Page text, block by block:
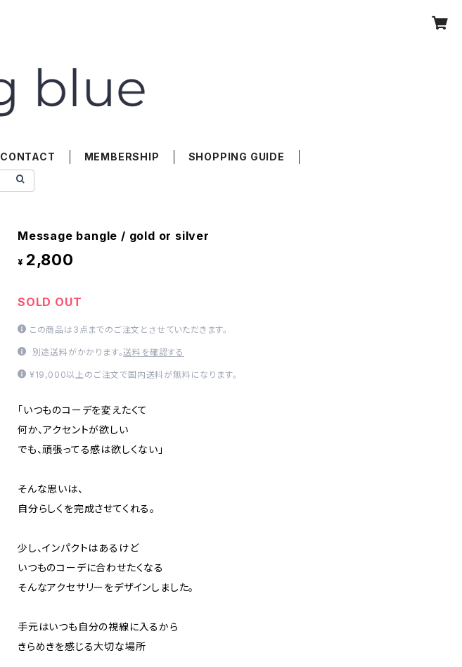
CONTACT MEMBERSHIP SHOPPING GUIDE
Message bangle / gold or silver
¥ 2,800
SOLD OUT
この商品は3点までのご注文とさせていただきます。
別途送料がかかります。送料を確認する
¥19,000以上のご注文で国内送料が無料になります。
「いつものコーデを変えたくて
何か、アクセントが欲しい
でも、頑張ってる感は欲しくない」
そんな思いは、
自分らしくを完成させてくれる。
少し、インパクトはあるけど
いつものコーデに合わせたくなる
そんなアクセサリーをデザインしました。
手元はいつも自分の視線に入るから
きらめきを感じる大切な場所